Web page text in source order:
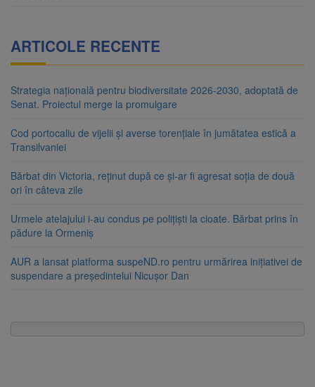
ARTICOLE RECENTE
Strategia națională pentru biodiversitate 2026-2030, adoptată de
Senat. Proiectul merge la promulgare
Cod portocaliu de vijelii și averse torențiale în jumătatea estică a
Transilvaniei
Bărbat din Victoria, reținut după ce și-ar fi agresat soția de două
ori în câteva zile
Urmele atelajului i-au condus pe polițiști la cioate. Bărbat prins în
pădure la Ormeniș
AUR a lansat platforma suspeND.ro pentru urmărirea inițiativei de
suspendare a președintelui Nicușor Dan